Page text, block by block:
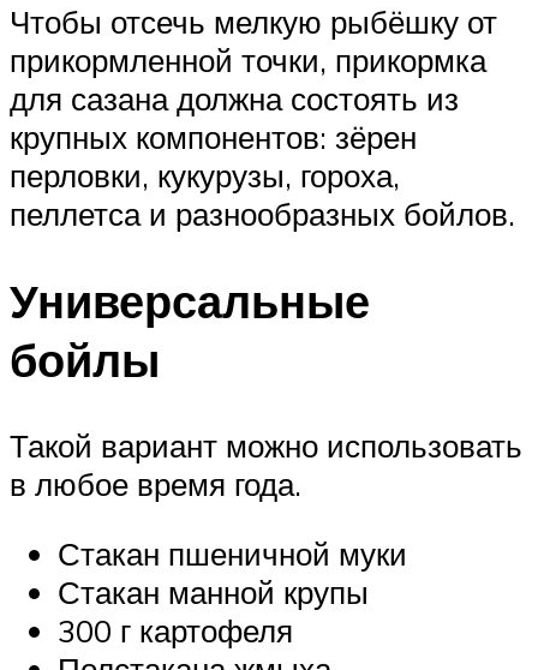
Чтобы отсечь мелкую рыбёшку от
прикормленной точки, прикормка
для сазана должна состоять из
крупных компонентов: зёрен
перловки, кукурузы, гороха,
пеллетса и разнообразных бойлов.
Универсальные
бойлы
Такой вариант можно использовать
в любое время года.
Стакан пшеничной муки
Стакан манной крупы
300 г картофеля